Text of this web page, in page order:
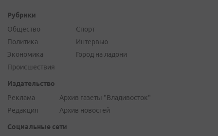
Рубрики
Общество
Политика
Экономика
Происшествия
Спорт
Интервью
Город на ладони
Издательство
Реклама
Редакция
Архив газеты "Владивосток"
Архив новостей
Социальные сети